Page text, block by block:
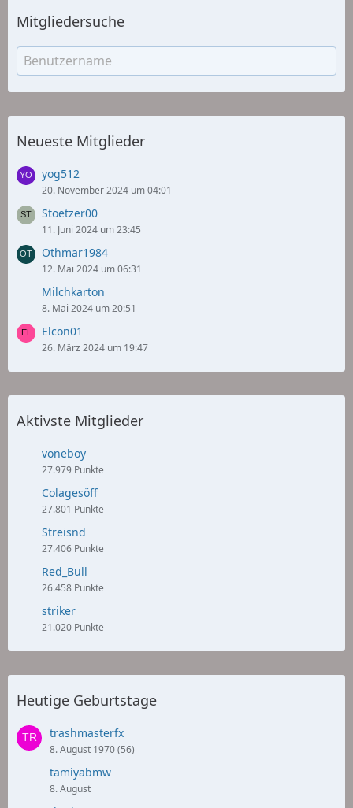
Mitgliedersuche
Neueste Mitglieder
yog512
20. November 2024 um 04:01
Stoetzer00
11. Juni 2024 um 23:45
Othmar1984
12. Mai 2024 um 06:31
Milchkarton
8. Mai 2024 um 20:51
Elcon01
26. März 2024 um 19:47
Aktivste Mitglieder
voneboy
27.979 Punkte
Colagesöff
27.801 Punkte
Streisnd
27.406 Punkte
Red_Bull
26.458 Punkte
striker
21.020 Punkte
Heutige Geburtstage
trashmasterfx
8. August 1970 (56)
tamiyabmw
8. August